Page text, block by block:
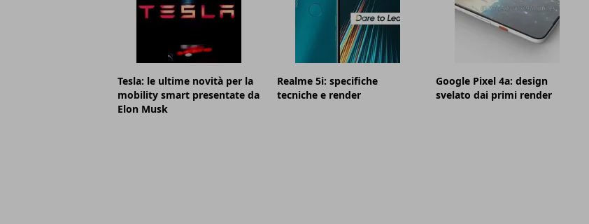
Tesla: le ultime novità per la
mobility smart presentate da
Elon Musk
Realme 5i: specifiche
tecniche e render
Google Pixel 4a: design
svelato dai primi render